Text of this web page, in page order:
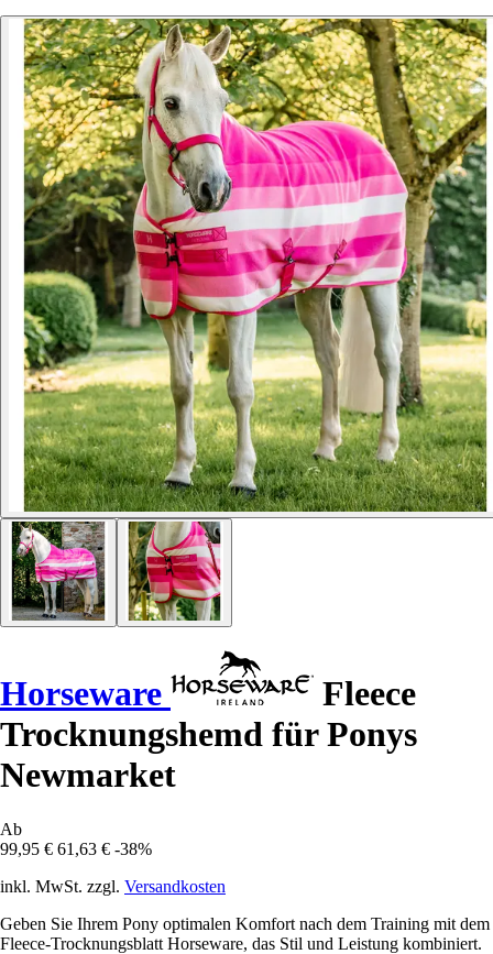
Horseware
Fleece
Trocknungshemd für Ponys
Newmarket
Ab
99,95 € 61,63 € -38%
inkl. MwSt. zzgl. Versandkosten
Geben Sie Ihrem Pony optimalen Komfort nach dem Training mit dem
Fleece-Trocknungsblatt Horseware, das Stil und Leistung kombiniert.